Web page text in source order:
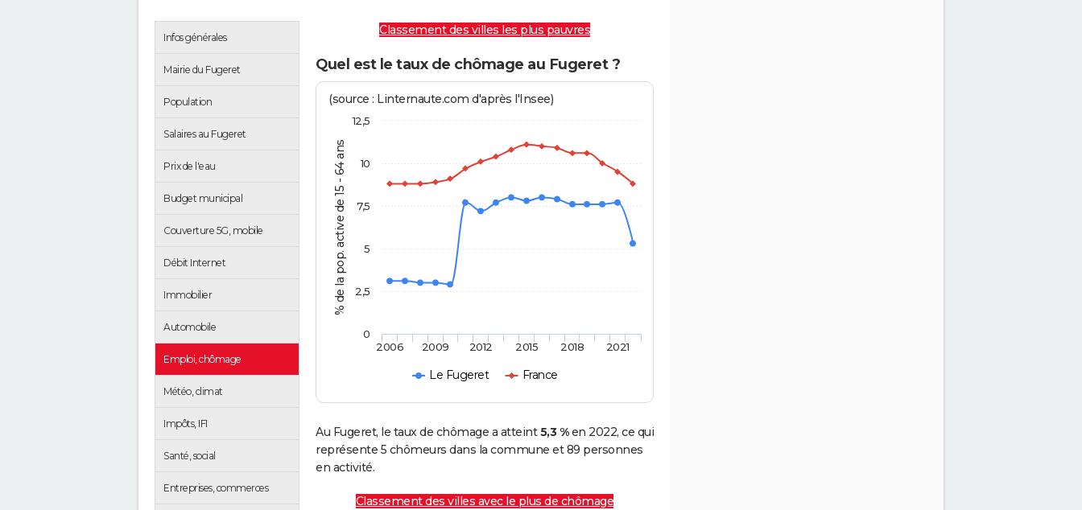
Infos générales
Mairie du Fugeret
Population
Salaires au Fugeret
Prix de l'eau
Budget municipal
Couverture 5G, mobile
Débit Internet
Immobilier
Automobile
Emploi, chômage
Météo, climat
Impôts, IFI
Santé, social
Entreprises, commerces
Classement des villes les plus pauvres
Quel est le taux de chômage au Fugeret ?
% de la pop. active de 15 - 64 ans
(source : Linternaute.com d'après l'Insee)
Le Fugeret France
2006 2009 2012 2015 2018 2021
0
2,5
5
7,5
10
12,5
Au Fugeret, le taux de chômage a atteint5,3 %en 2022, ce qui
représente 5 chômeurs dans la commune et 89 personnes
en activité.
Classement des villes avec le plus de chômage